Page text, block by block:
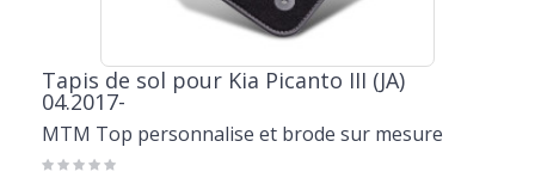
Tapis de sol pour Kia Picanto III (JA)
04.2017-
MTM Top personnalise et brode sur mesure